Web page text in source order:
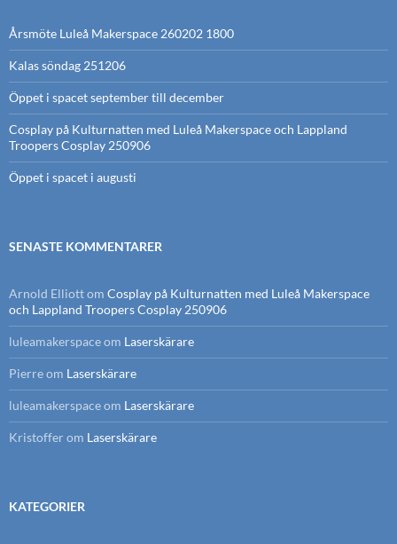
Årsmöte Luleå Makerspace 260202 1800
Kalas söndag 251206
Öppet i spacet september till december
Cosplay på Kulturnatten med Luleå Makerspace och Lappland
Troopers Cosplay 250906
Öppet i spacet i augusti
SENASTE KOMMENTARER
Arnold Elliottom Cosplay på Kulturnatten med Luleå Makerspace
och Lappland Troopers Cosplay 250906
luleamakerspaceom Laserskärare
Pierreom Laserskärare
luleamakerspaceom Laserskärare
Kristoffer om Laserskärare
KATEGORIER